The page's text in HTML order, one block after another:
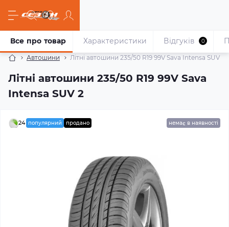
Автошини Літні автошини 235/50 R19 99V Sava Intensa SUV 2
Літні автошини 235/50 R19 99V Sava
Intensa SUV 2
Все про товар Характеристики Відгуків 0
24 популярний продано немає в наявності